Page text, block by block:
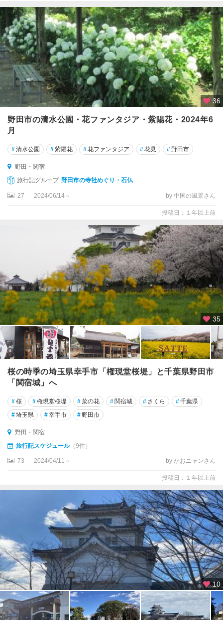
36
野田市の清水公園・花ファンタジア・紫陽花・2024年6
月
#清水公園 #紫陽花 #花ファンタジア #花見 #野田市
野田・関宿
旅行記グループ 野田市の寺社めぐり・石仏
27 2024/06/14～ by 中国の風景さん
投稿日：１年以上前
35
桜の時季の埼玉県幸手市「権現堂桜堤」と千葉県野田市
「関宿城」へ
#桜 #権現堂桜堤 #菜の花 # 関宿城 # さくら #千葉県
#埼玉県 #幸手市 #野田市
野田・関宿
旅行記スケジュール（9件）
73 2024/04/11～ by かおニャンさん
投稿日：１年以上前
10